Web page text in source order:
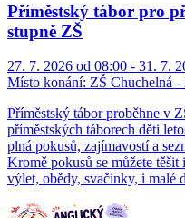
Příměstský tábor pro
stupně ZŠ
27. 7. 2026 od 08:00 - 31. 7.
Místo konání: ZŠ Chuchelná -
Příměstský tábor proběhne v
příměstských táborech děti
plná pokusů, zajímavostí a
Kromě pokusů se můžete
výlet, obědy, svačinky, i malé